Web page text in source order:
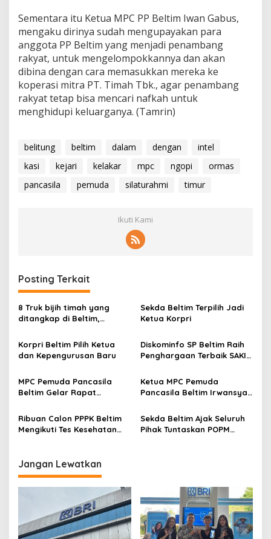
Sementara itu Ketua MPC PP Beltim Iwan Gabus,
mengaku dirinya sudah mengupayakan para
anggota PP Beltim yang menjadi penambang
rakyat, untuk mengelompokkannya dan akan
dibina dengan cara memasukkan mereka ke
koperasi mitra PT. Timah Tbk., agar penambang
rakyat tetap bisa mencari nafkah untuk
menghidupi keluarganya. (Tamrin)
belitung beltim dalam dengan
intel
kasi
kejari kelakar mpc ngopi
ormas
pancasila
pemuda silaturahmi timur
Ikuti Kami
Posting Terkait
8 Truk bijih timah yang
ditangkap di Beltim,
Beltim
Sekda Beltim Terpilih Jadi
Ketua Korpri
Korpri Beltim Pilih Ketua
dan Kepengurusan Baru
Diskominfo SP Beltim Raih
Penghargaan Terbaik SAKIP
MPC Pemuda Pancasila
Beltim Gelar Rapat
Pemberdayaan Anggota di
Bidang UMKM
Ketua MPC Pemuda
Pancasila Beltim Irwansyah
TNI Polri Dan Serukan
Perdamaian antar Ormas
Ribuan Calon PPPK Beltim
Mengikuti Tes Kesehatan
Sekda Beltim Ajak Seluruh
Pihak Tuntaskan POPM
Jangan Lewatkan